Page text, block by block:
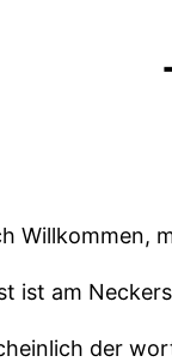
Willkommen,
ist am
der